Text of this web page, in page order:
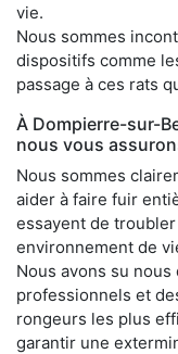
vie.
Nous sommes
dispositifs comme
passage à ces rats
À Dompierre-sur-
nous vous
Nous sommes
aider à faire fuir
essayent de
environnement de
Nous avons su
professionnels et
rongeurs les plus
garantir une